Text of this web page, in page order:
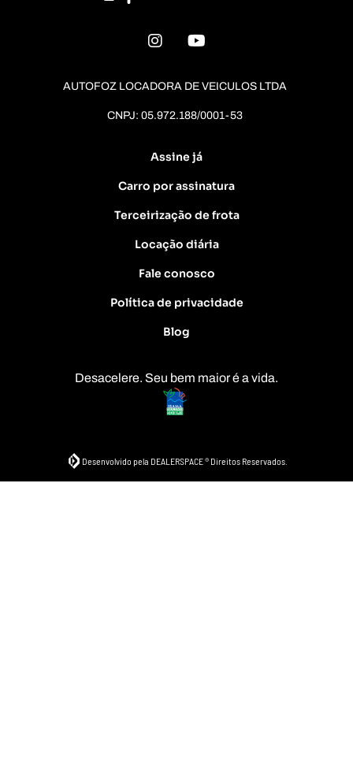
AUTOFOZ LOCADORA DE VEICULOS LTDA
CNPJ: 05.972.188/0001-53
Assine já
Carro por assinatura
Terceirização de frota
Locação diária
Fale conosco
Política de privacidade
Blog
Desacelere. Seu bem maior é a vida.
Desenvolvido pela DEALERSPACE ® Direitos Reservados.